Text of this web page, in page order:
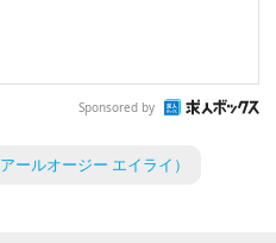
Sponsored by
ールオージー エイライ）